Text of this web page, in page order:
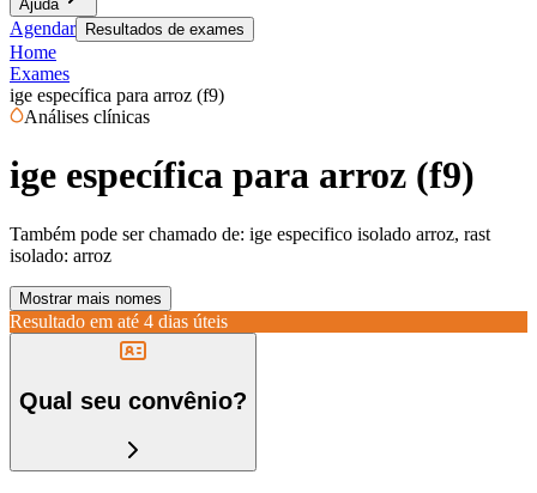
Ajuda
Agendar Resultados de exames
Home
Exames
ige específica para arroz (f9)
Análises clínicas
ige específica para arroz (f9)
Também pode ser chamado de: ige especifico isolado arroz, rast
isolado: arroz
Mostrar mais nomes
Resultado em até 4 dias úteis
Qual seu convênio?